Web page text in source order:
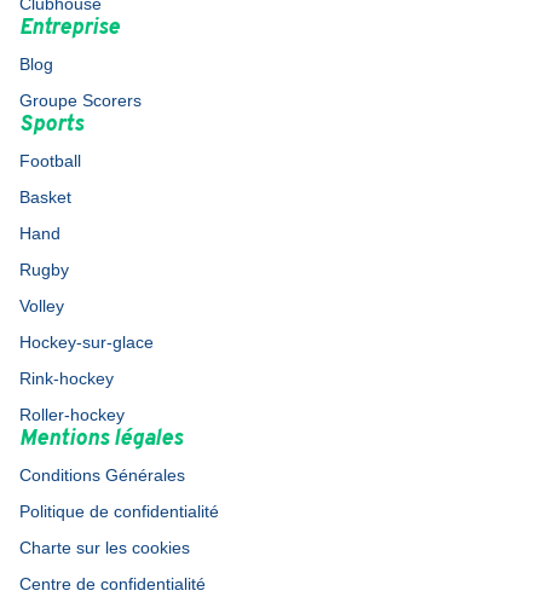
Entreprise
Blog
Groupe Scorers
Sports
Football
Basket
Hand
Rugby
Volley
Hockey-sur-glace
Rink-hockey
Roller-hockey
Mentions légales
Conditions Générales
Politique de confidentialité
Charte sur les cookies
Centre de confidentialité